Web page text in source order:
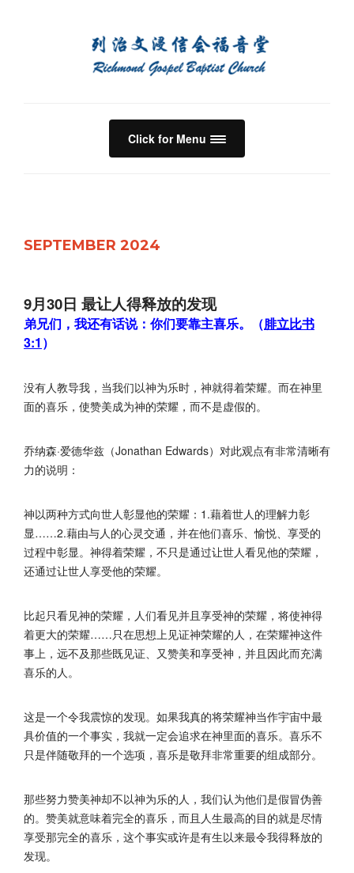
Click for Menu
SEPTEMBER 2024
9月30日 最让人得释放的发现
弟兄们，我还有话说：你们要靠主喜乐。（腓立比书
3:1 ）
没有人教导我，当我们以神为乐时，神就得着荣耀。而在神里
面的喜乐，使赞美成为神的荣耀，而不是虚假的。
乔纳森·爱德华兹（Jonathan Edwards）对此观点有非常清晰有
力的说明：
神以两种方式向世人彰显他的荣耀：1.藉着世人的理解力彰
显……2.藉由与人的心灵交通，并在他们喜乐、愉悦、享受的
过程中彰显。神得着荣耀，不只是通过让世人看见他的荣耀，
还通过让世人享受他的荣耀。
比起只看见神的荣耀，人们看见并且享受神的荣耀，将使神得
着更大的荣耀……只在思想上见证神荣耀的人，在荣耀神这件
事上，远不及那些既见证、又赞美和享受神，并且因此而充满
喜乐的人。
这是一个令我震惊的发现。如果我真的将荣耀神当作宇宙中最
具价值的一个事实，我就一定会追求在神里面的喜乐。喜乐不
只是伴随敬拜的一个选项，喜乐是敬拜非常重要的组成部分。
那些努力赞美神却不以神为乐的人，我们认为他们是假冒伪善
的。赞美就意味着完全的喜乐，而且人生最高的目的就是尽情
享受那完全的喜乐，这个事实或许是有生以来最令我得释放的
发现。